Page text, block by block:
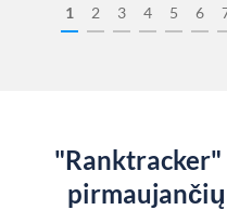
1 2 3 4 5 6